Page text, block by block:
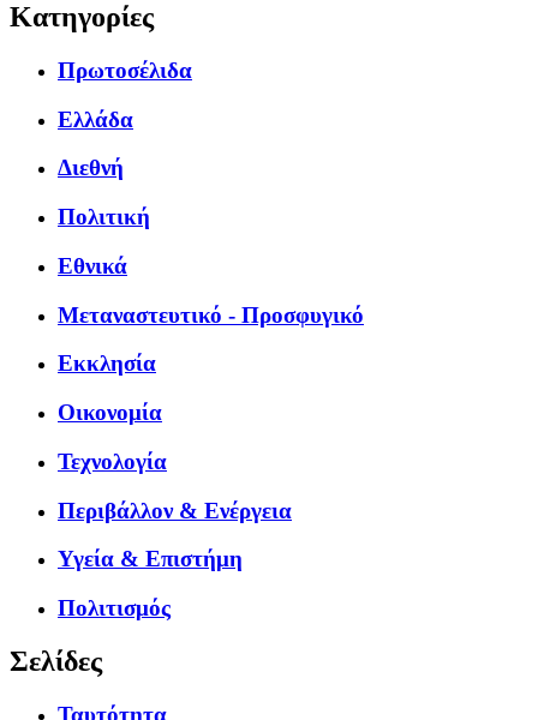
Κατηγορίες
Πρωτοσέλιδα
Ελλάδα
Διεθνή
Πολιτική
Εθνικά
Μεταναστευτικό - Προσφυγικό
Εκκλησία
Οικονομία
Τεχνολογία
Περιβάλλον & Ενέργεια
Υγεία & Επιστήμη
Πολιτισμός
Σελίδες
Ταυτότητα